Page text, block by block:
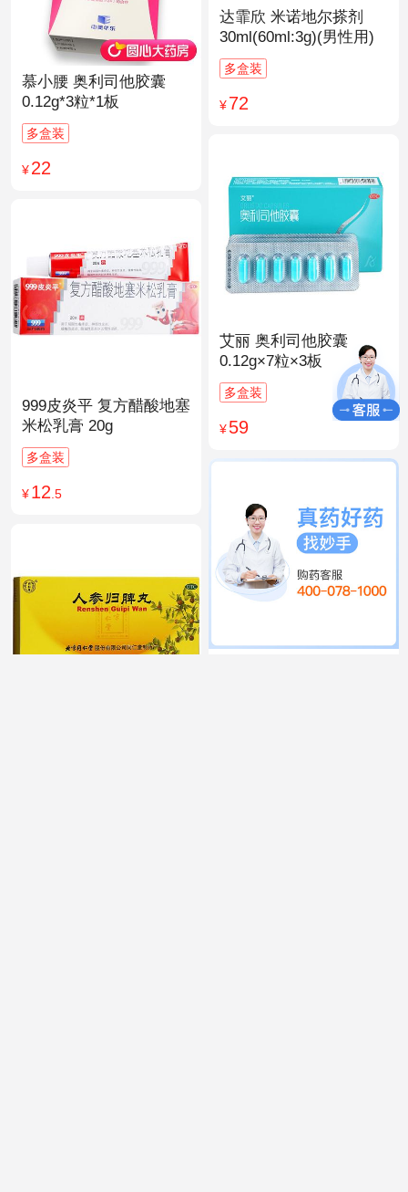
达霏欣 米诺地尔搽剂
30ml(60ml:3g)(男性用)
多盒装
¥72
慕小腰 奥利司他胶囊
0.12g*3粒*1板
多盒装
¥22
艾丽 奥利司他胶囊
0.12g×7粒×3板
多盒装
¥59
999皮炎平 复方醋酸地塞
米松乳膏 20g
多盒装
¥12 .5